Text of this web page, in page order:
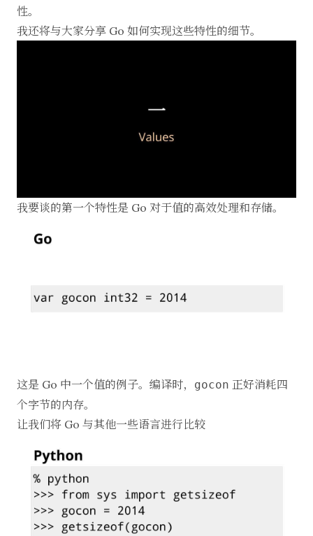
性。
我还将与大家分享 Go 如何实现这些特性的细节。
我要谈的第一个特性是 Go 对于值的高效处理和存储。
这是 Go 中一个值的例子。编译时， gocon 正好消耗四
个字节的内存。
让我们将 Go 与其他一些语言进行比较